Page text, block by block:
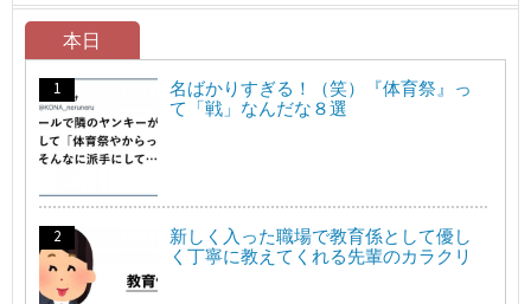
本日
名ばかりすぎる！（笑）『体育祭』っ
て「戦」なんだな８選
新しく入った職場で教育係として優し
く丁寧に教えてくれる先輩のカラクリ